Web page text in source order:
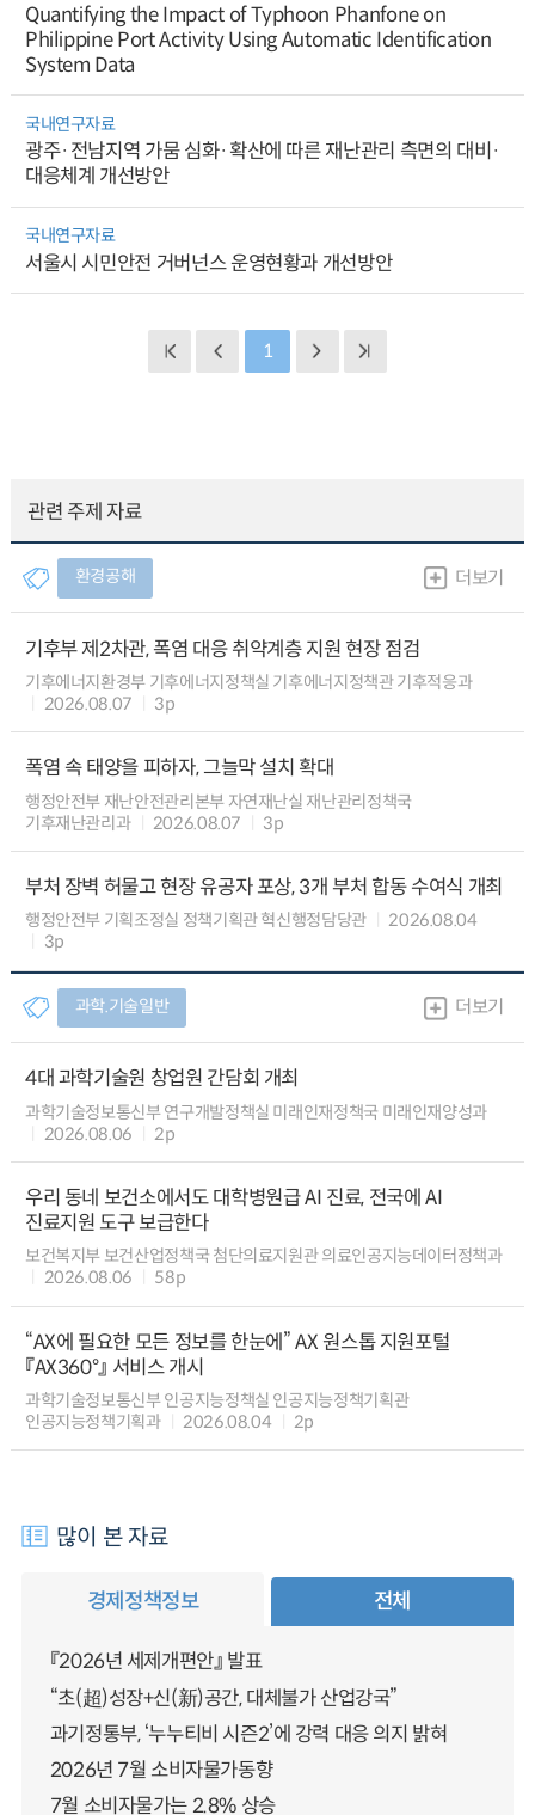
Quantifying the Impact of Typhoon Phanfone on
Philippine Port Activity Using Automatic Identification
System Data
국내연구자료
광주·전남지역 가뭄 심화·확산에 따른 재난관리 측면의 대비·
대응체계 개선방안
국내연구자료
서울시 시민안전 거버넌스 운영현황과 개선방안
1
관련 주제 자료
환경공해 더보기
기후부 제2차관, 폭염 대응 취약계층 지원 현장 점검
기후에너지환경부 기후에너지정책실 기후에너지정책관 기후적응과
2026.08.07
3p
폭염 속 태양을 피하자, 그늘막 설치 확대
행정안전부 재난안전관리본부 자연재난실 재난관리정책국
기후재난관리과
2026.08.07 3p
부처 장벽 허물고 현장 유공자 포상, 3개 부처 합동 수여식 개최
행정안전부 기획조정실 정책기획관 혁신행정담당관
2026.08.04
3p
과학.기술일반 더보기
4대 과학기술원 창업원 간담회 개최
과학기술정보통신부 연구개발정책실 미래인재정책국 미래인재양성과
2026.08.06
2p
우리 동네 보건소에서도 대학병원급 AI 진료, 전국에 AI
진료지원 도구 보급한다
보건복지부 보건산업정책국 첨단의료지원관 의료인공지능데이터정책과
2026.08.06
58p
“AX에 필요한 모든 정보를 한눈에” AX 원스톱 지원포털
『AX360°』 서비스 개시
과학기술정보통신부 인공지능정책실 인공지능정책기획관
인공지능정책기획과
2026.08.04 2p
많이 본 자료
경제정책정보 전체
『2026년 세제개편안』 발표
“초(超)성장+신(新)공간, 대체불가 산업강국”
과기정통부, ‘누누티비 시즌2’에 강력 대응 의지 밝혀
2026년 7월 소비자물가동향
7월 소비자물가는 2.8% 상승